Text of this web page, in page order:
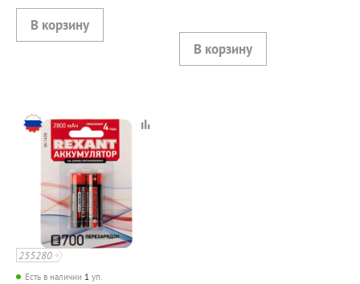
255280
Есть в наличии 1 уп.